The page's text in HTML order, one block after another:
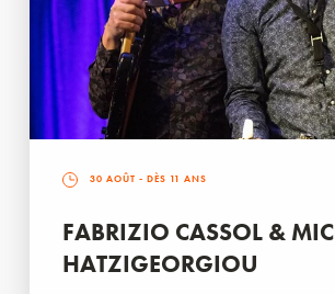
30 AOÛT - DÈS 11 ANS
FABRIZIO CASSOL &
HATZIGEORGIOU